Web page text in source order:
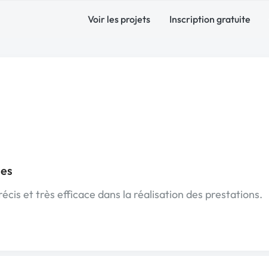
Voir les projets Inscription gratuite
et très efficace dans la réalisation des prestations.